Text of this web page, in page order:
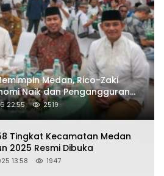
Medan, Rico-Zaki
Naik dan Pengangguran
22:55 2519
Tingkat Kecamatan Medan
2025 Resmi Dibuka
13:58 1947